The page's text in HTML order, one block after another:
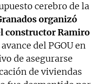
cerebro de la
organizó
constructor Ramiro
del PGOU en
de asegurarse
de viviendas